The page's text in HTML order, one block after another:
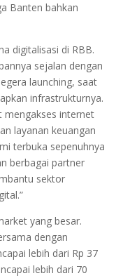
Banten bahkan
digitalisasi di RBB.
sejalan dengan
launching, saat
infrastrukturnya.
mengakses internet
layanan keuangan
terbuka sepenuhnya
berbagai partner
sektor
yang besar.
dengan
lebih dari Rp 37
lebih dari 70